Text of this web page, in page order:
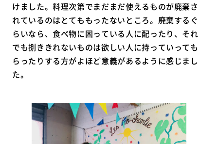
けました。料理次第でまだまだ使えるものが廃棄さ
れているのはとてももったないところ。廃棄するぐ
らいなら、食べ物に困っている人に配ったり、それ
でも捌ききれないものは欲しい人に持っていっても
らったりする方がよほど意義があるように感じまし
た。